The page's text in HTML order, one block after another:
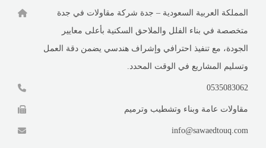
المملكة العربية السعودية – جدة شركة مقاولات في جدة
متخصصة في بناء الفلل والملاحق السكنية بأعلى معايير
الجودة، مع تنفيذ احترافي وإشراف هندسي يضمن دقة العمل
وتسليم المشاريع في الوقت المحدد.
0535083062
مقاولات عامة وبناء وتشطيب وترميم
info@sawaedtouq.com